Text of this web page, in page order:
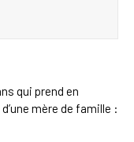
qui prend en
mère de famille :